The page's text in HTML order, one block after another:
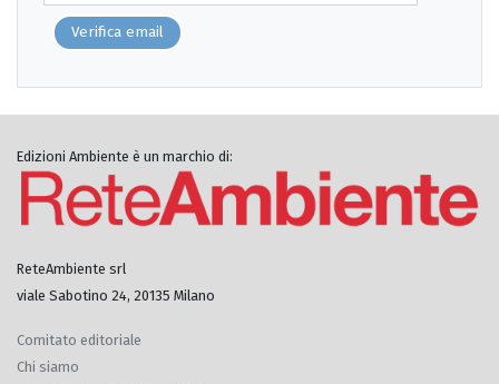
Verifica email
Edizioni Ambiente è un marchio di:
ReteAmbiente srl
viale Sabotino 24, 20135 Milano
Comitato editoriale
Chi siamo